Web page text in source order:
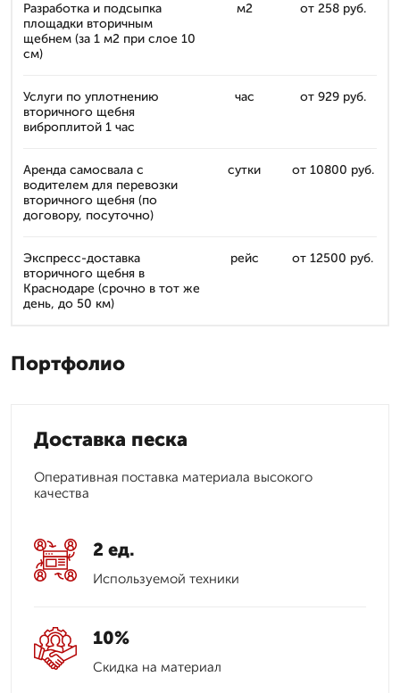
Разработка и подсыпка
площадки вторичным
щебнем (за 1 м2 при слое 10
см)
м2 от 258 руб.
Услуги по уплотнению
вторичного щебня
виброплитой 1 час
час от 929 руб.
Аренда самосвала с
водителем для перевозки
вторичного щебня (по
договору, посуточно)
сутки от 10800 руб.
Экспресс-доставка
вторичного щебня в
Краснодаре (срочно в тот же
день, до 50 км)
рейс от 12500 руб.
Портфолио
Доставка песка
Оперативная поставка материала высокого
качества
2 ед.
Используемой техники
10%
Скидка на материал